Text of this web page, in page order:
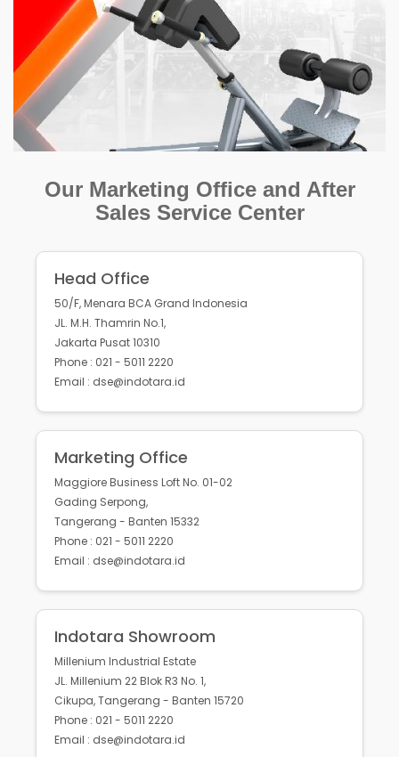
Our Marketing Office and After
Sales Service Center
Head Office
50/F, Menara BCA Grand Indonesia
JL. M.H. Thamrin No.1,
Jakarta Pusat 10310
Phone : 021 - 5011 2220
Email : dse@indotara.id
Marketing Office
Maggiore Business Loft No. 01-02
Gading Serpong,
Tangerang - Banten 15332
Phone : 021 - 5011 2220
Email : dse@indotara.id
Indotara Showroom
Millenium Industrial Estate
JL. Millenium 22 Blok R3 No. 1,
Cikupa, Tangerang - Banten 15720
Phone : 021 - 5011 2220
Email : dse@indotara.id